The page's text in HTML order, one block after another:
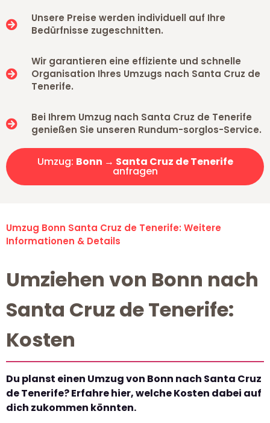
Unsere Preise werden individuell auf Ihre
Bedürfnisse zugeschnitten.
Wir garantieren eine effiziente und schnelle
Organisation Ihres Umzugs nach Santa Cruz de
Tenerife.
Bei Ihrem Umzug nach Santa Cruz de Tenerife
genießen Sie unseren Rundum-sorglos-Service.
Umzug: Bonn → Santa Cruz de Tenerife
anfragen
Umzug Bonn Santa Cruz de Tenerife: Weitere
Informationen & Details
Umziehen von Bonn nach
Santa Cruz de Tenerife:
Kosten
Du planst einen Umzug von Bonn nach Santa Cruz
de Tenerife? Erfahre hier, welche Kosten dabei auf
dich zukommen könnten.